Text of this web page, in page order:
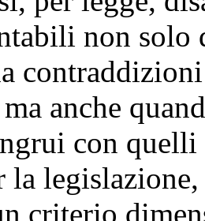
non solo
anche
con
gli
criterio